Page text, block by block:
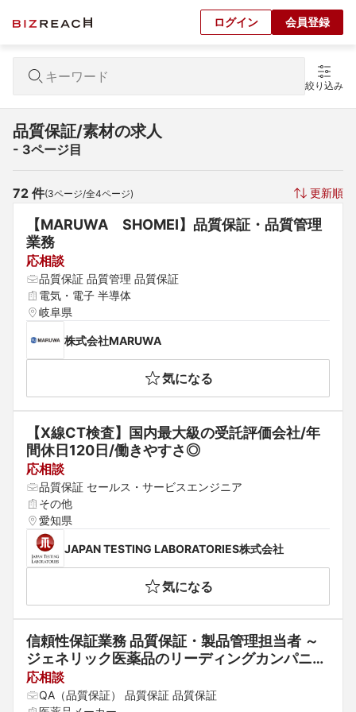
ログイン 会員登録
絞り込み
品質保証/素材の求人
- 3ページ目
72 件(3ページ/全4ページ) 更新順
【MARUWA　SHOMEI】品質保証・品質管理
業務
応相談
品質保証 品質管理 品質保証
電気・電子 半導体
岐阜県
株式会社MARUWA
気になる
【X線CT検査】国内最大級の受託評価会社/年
間休日120日/働きやすさ◎
応相談
品質保証 セールス・サービスエンジニア
その他
愛知県
JAPAN TESTING LABORATORIES株式会社
気になる
信頼性保証業務 品質保証・製品管理担当者 ～
ジェネリック医薬品のリーディングカンパニー
～
応相談
QA（品質保証） 品質保証 品質保証